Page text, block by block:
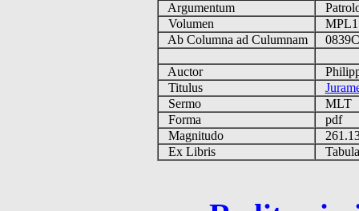
Argumentum
Volumen
Ab Columna ad Culumnam
Auctor
Titulus
Sermo
MLT
Forma
pdf
Magnitudo
Ex Libris